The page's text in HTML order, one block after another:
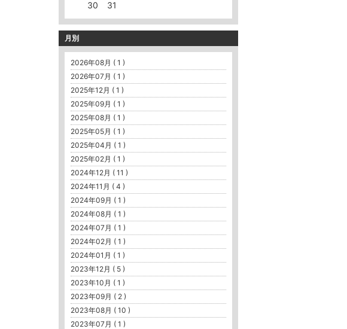
30
31
月別
2026年08月 ( 1 )
2026年07月 ( 1 )
2025年12月 ( 1 )
2025年09月 ( 1 )
2025年08月 ( 1 )
2025年05月 ( 1 )
2025年04月 ( 1 )
2025年02月 ( 1 )
2024年12月 ( 11 )
2024年11月 ( 4 )
2024年09月 ( 1 )
2024年08月 ( 1 )
2024年07月 ( 1 )
2024年02月 ( 1 )
2024年01月 ( 1 )
2023年12月 ( 5 )
2023年10月 ( 1 )
2023年09月 ( 2 )
2023年08月 ( 10 )
2023年07月 ( 1 )